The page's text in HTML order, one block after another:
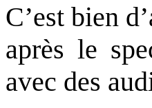
C’est bien
après le
avec des